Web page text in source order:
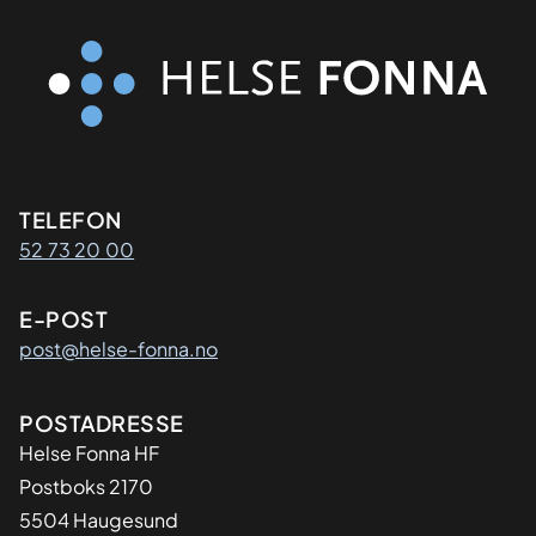
Kontaktinformasjon
TELEFON
52 73 20 00
E-POST
post@helse-fonna.no
Adresse
POSTADRESSE
​Helse Fonna HF
Postboks 2170
5504 Haugesund